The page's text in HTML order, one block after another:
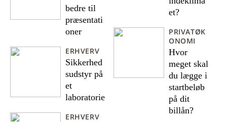
bedre til
præsentati
oner
ERHVERV
Sikkerhed
sudstyr på
et
laboratorie
ERHVERV
et?
PRIVATØK
ONOMI
Hvor
meget skal
du lægge i
startbeløb
på dit
billån?